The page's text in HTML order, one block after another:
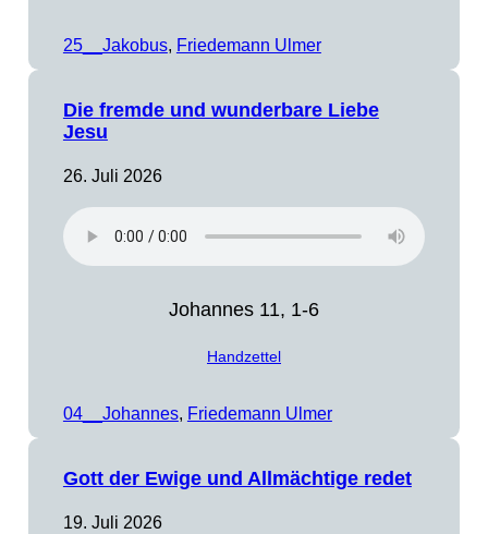
25__Jakobus, Friedemann Ulmer
Die fremde und wunderbare Liebe
Jesu
26. Juli 2026
Johannes 11, 1-6
Handzettel
04__Johannes, Friedemann Ulmer
Gott der Ewige und Allmächtige redet
19. Juli 2026